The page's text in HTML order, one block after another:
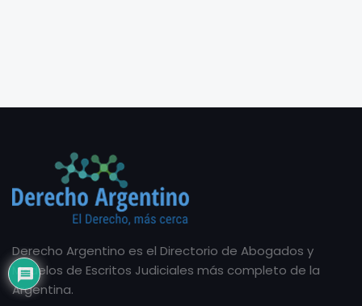
Derecho Argentino es el Directorio de Abogados y
Modelos de Escritos Judiciales más completo de la
Argentina.